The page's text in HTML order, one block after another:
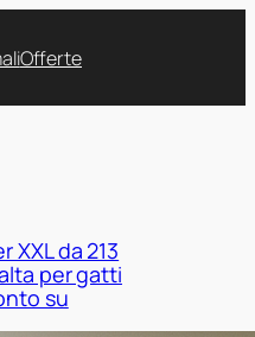
Offerte
XXL da 213
per gatti
su